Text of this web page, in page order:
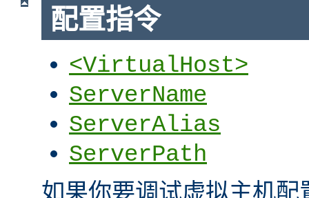
配置指令
<VirtualHost>
ServerName
ServerAlias
ServerPath
如果你要调试虚拟主机配